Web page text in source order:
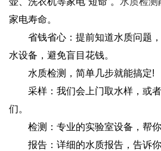
家电寿命。
省钱省心：提前知道水质问题，
水设备，避免盲目花钱。
水质检测，简单几步就能搞定!
采样：我们会上门取水样，或者
们。
检测：专业的实验室设备，帮你
报告：详细的水质报告，告诉你